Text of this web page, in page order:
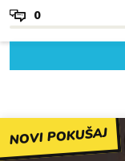
0
NOVI POKUŠAJ